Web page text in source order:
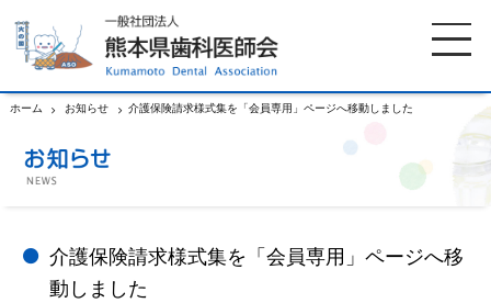
ホーム お知らせ 介護保険請求様式集を「会員専用」ページへ移動しました
介護保険請求様式集を「会員専用」ページへ移
動しました
ホーム 歯科医師会について
歯科医院検索 休日当番医